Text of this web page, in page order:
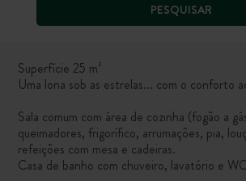
PESQUISAR
Superfície 25 m²
Uma lona sob as estrelas... com o conforto
Sala comum com área de cozinha (fogão a
queimadores, frigorífico, arrumações, pia,
refeições com mesa e cadeiras.
Casa de banho com chuveiro, lavatório e